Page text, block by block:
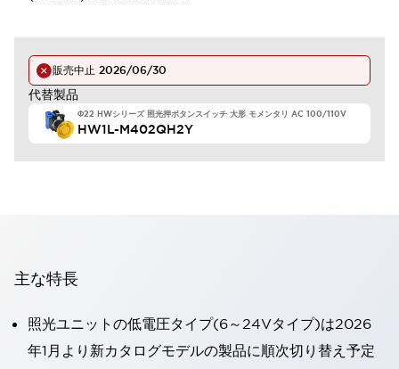
販売中止 2026/06/30
代替製品
Φ22 HWシリーズ 照光押ボタンスイッチ 大形 モメンタリ AC 100/110V
HW1L-M402QH2Y
主な特長
照光ユニットの低電圧タイプ(6～24Vタイプ)は2026
年1月より新カタログモデルの製品に順次切り替え予定